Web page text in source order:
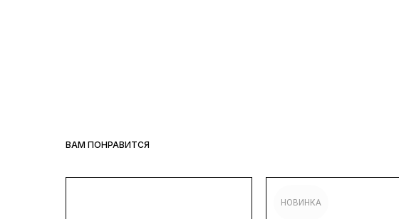
ВАМ ПОНРАВИТСЯ
НОВИНКА